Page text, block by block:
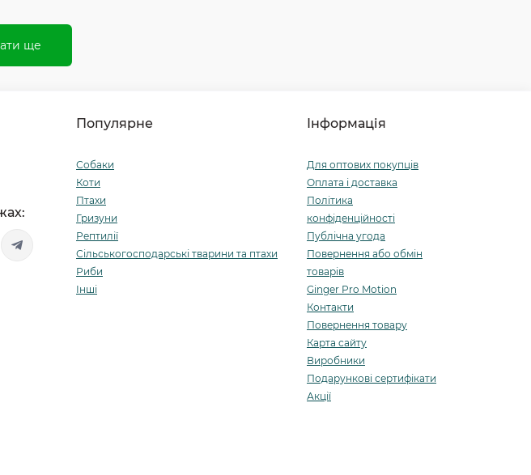
ще
Популярне
Собаки
Коти
Птахи
Гризуни
Рептилії
Сільськогосподарські тварини та птахи
Риби
Інші
Інформація
Для оптових покупців
Оплата і доставка
Політика
конфіденційності
Публічна угода
Повернення або обмін
товарів
Ginger Pro Motion
Контакти
Повернення товару
Карта сайту
Виробники
Подарункові сертифікати
Акції